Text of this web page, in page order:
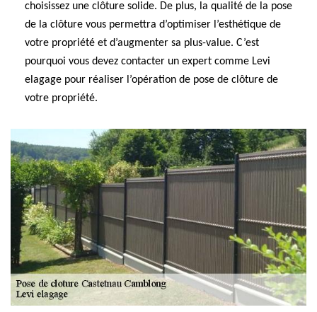
choisissez une clôture solide. De plus, la qualité de la pose
de la clôture vous permettra d’optimiser l’esthétique de
votre propriété et d’augmenter sa plus-value. C’est
pourquoi vous devez contacter un expert comme Levi
elagage pour réaliser l’opération de pose de clôture de
votre propriété.